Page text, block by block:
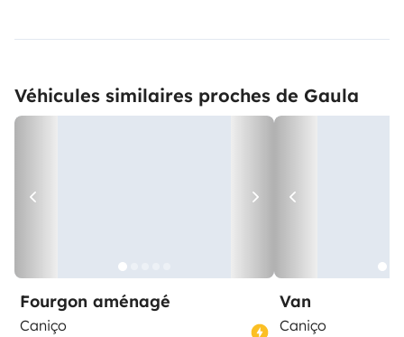
Véhicules similaires proches de Gaula
Fourgon aménagé
Caniço
Van
Caniço